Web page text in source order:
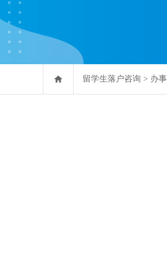
留学生落户咨询 > 办